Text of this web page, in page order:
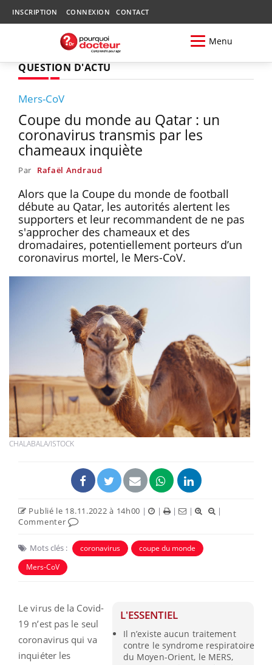
INSCRIPTION CONNEXION CONTACT
Menu
QUESTION D'ACTU
Mers-CoV
Coupe du monde au Qatar : un
coronavirus transmis par les
chameaux inquiète
Par Rafaël Andraud
Alors que la Coupe du monde de football
débute au Qatar, les autorités alertent les
supporters et leur recommandent de ne pas
s'approcher des chameaux et des
dromadaires, potentiellement porteurs d’un
coronavirus mortel, le Mers-CoV.
CHALABALA/ISTOCK
Publié le 18.11.2022 à 14h00 | | | |
|
Commenter
Mots clés : coronavirus
coupe du monde
Mers-CoV
L'ESSENTIEL
Il n’existe aucun traitement
contre le syndrome respiratoire
du Moyen-Orient, le MERS,
Le virus de la Covid-
19 n’est pas le seul
coronavirus qui va
inquiéter les